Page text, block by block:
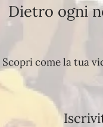
Dietro ogni
Scopri come la tua